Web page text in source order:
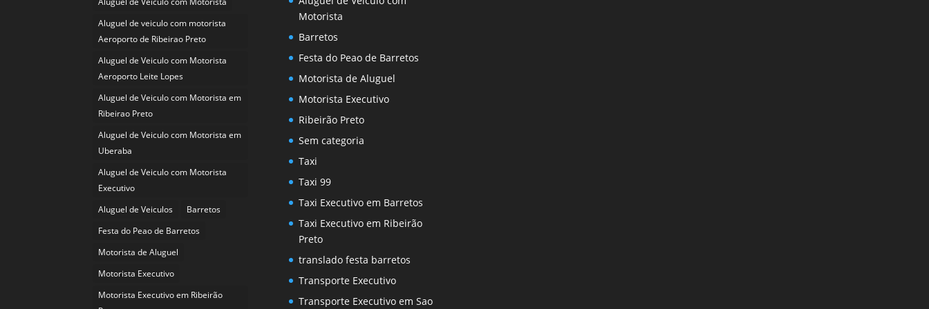
Aluguel de veiculo com motorista
Aeroporto de Ribeirao Preto
Aluguel de Veiculo com Motorista
Aeroporto Leite Lopes
Aluguel de Veiculo com Motorista em
Ribeirao Preto
Aluguel de Veiculo com Motorista em
Uberaba
Aluguel de Veiculo com Motorista
Executivo
Aluguel de Veiculos
Barretos
Festa do Peao de Barretos
Motorista de Aluguel
Motorista Executivo
Motorista Executivo em Ribeirão
Motorista
Barretos
Festa do Peao de Barretos
Motorista de Aluguel
Motorista Executivo
Ribeirão Preto
Sem categoria
Taxi
Taxi 99
Taxi Executivo em Barretos
Taxi Executivo em Ribeirão
Preto
translado festa barretos
Transporte Executivo
Transporte Executivo em Sao